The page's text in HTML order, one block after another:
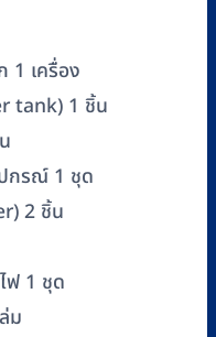
1 เครื่อง
tank) 1 ชิ้น
กรณ์ 1 ชุด
2 ชิ้น
ฟ 1 ชุด
ม